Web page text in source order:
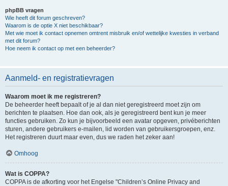
phpBB vragen
Wie heeft dit forum geschreven?
Waarom is de optie X niet beschikbaar?
Met wie moet ik contact opnemen omtrent misbruik en/of wettelijke kwesties in verband
met dit forum?
Hoe neem ik contact op met een beheerder?
Aanmeld- en registratievragen
Waarom moet ik me registreren?
De beheerder heeft bepaalt of je al dan niet geregistreerd moet zijn om
berichten te plaatsen. Hoe dan ook, als je geregistreerd bent kun je meer
functies gebruiken. Zo kun je bijvoorbeeld een avatar opgeven, privéberichten
sturen, andere gebruikers e-mailen, lid worden van gebruikersgroepen, enz.
Het registreren duurt maar even, dus we raden het zeker aan!
Omhoog
Wat is COPPA?
COPPA is de afkorting voor het Engelse "Children’s Online Privacy and